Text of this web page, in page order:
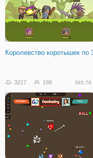
Королевство коротышек по
3217 199 385.76